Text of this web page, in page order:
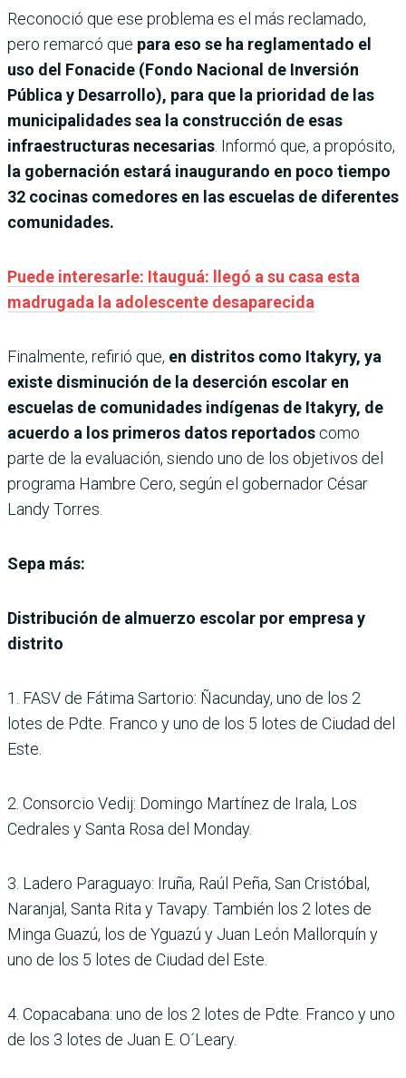
Reconoció que ese problema es el más reclamado,
pero remarcó que para eso se ha reglamentado el
uso del Fonacide (Fondo Nacional de Inversión
Pública y Desarrollo), para que la prioridad de las
municipalidades sea la construcción de esas
infraestructuras necesarias. Informó que, a propósito,
la gobernación estará inaugurando en poco tiempo
32 cocinas comedores en las escuelas de diferentes
comunidades.
Puede interesarle: Itauguá: llegó a su casa esta
madrugada la adolescente desaparecida
Finalmente, refirió que, en distritos como Itakyry, ya
existe disminución de la deserción escolar en
escuelas de comunidades indígenas de Itakyry, de
acuerdo a los primeros datos reportados como
parte de la evaluación, siendo uno de los objetivos del
programa Hambre Cero, según el gobernador César
Landy Torres.
Sepa más:
Distribución de almuerzo escolar por empresa y
distrito
1. FASV de Fátima Sartorio: Ñacunday, uno de los 2
lotes de Pdte. Franco y uno de los 5 lotes de Ciudad del
Este.
2. Consorcio Vedij: Domingo Martínez de Irala, Los
Cedrales y Santa Rosa del Monday.
3. Ladero Paraguayo: Iruña, Raúl Peña, San Cristóbal,
Naranjal, Santa Rita y Tavapy. También los 2 lotes de
Minga Guazú, los de Yguazú y Juan León Mallorquín y
uno de los 5 lotes de Ciudad del Este.
4. Copacabana: uno de los 2 lotes de Pdte. Franco y uno
de los 3 lotes de Juan E. O´Leary.